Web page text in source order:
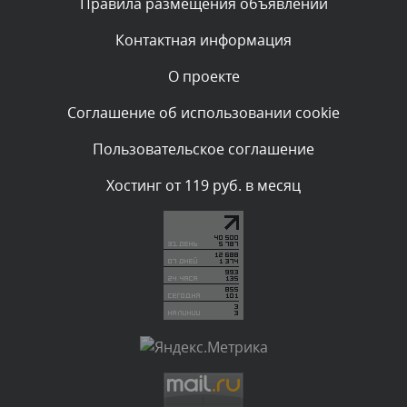
администратором.
Комментарий проверяется
администратором.
Комментарий проверяется
Текст комментария будет виден после проверки
Комментарий проверяется
Текст комментария будет виден после проверки
администратором.
Контактная информация
О проекте
Соглашение об использовании cookie
Пользовательское соглашение
Хостинг от 119 руб. в месяц